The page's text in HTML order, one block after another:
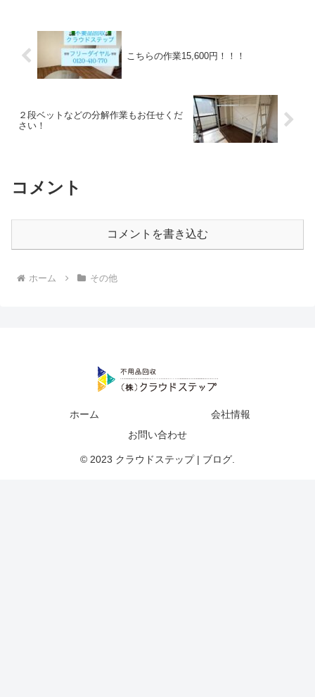
ました。クラウドステップではお荷物が大量にある場合でも1点づつ
丁寧に仕分けを行い適切な処理をおこないます。1点から大量の不用
品粗大ゴミまで回収させていただいておりますので、お気軽にご相談
してください。★クラウドステップは高松市や香川県全域の不用品回
収、資産整理の事に真剣に取り組んでいます。（クラウドステップは
物解体のクラウドも運営していますのでどんなご相談でも幅広く対応
出来ますのでよろしくお願いします。
こちらの作業15,600円！！！
２段ベットなどの分解作業もお任せくだ
さい！
コメント
コメントを書き込む
ホーム その他
ホーム
会社情報
お問い合わせ
© 2023 クラウドステップ | ブログ.